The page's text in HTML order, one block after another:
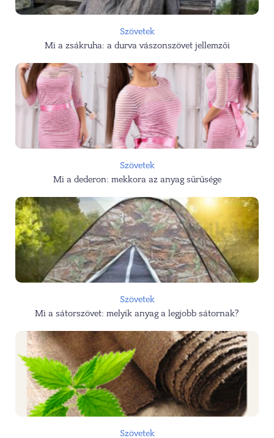
Szövetek
Mi a zsákruha: a durva vászonszövet jellemzői
Szövetek
Mi a dederon: mekkora az anyag sűrűsége
Szövetek
Mi a sátorszövet: melyik anyag a legjobb sátornak?
Szövetek